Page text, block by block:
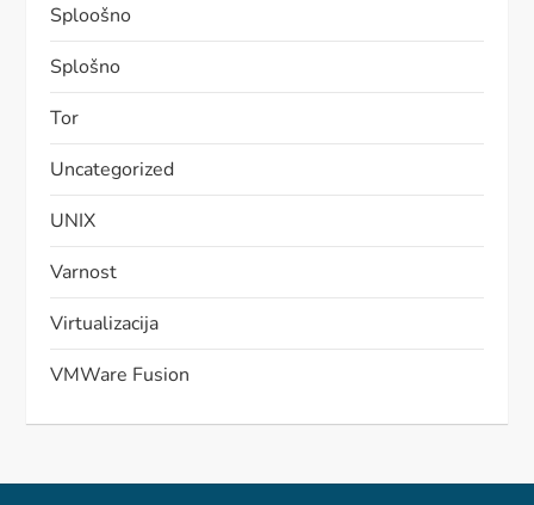
Sploošno
Splošno
Tor
Uncategorized
UNIX
Varnost
Virtualizacija
VMWare Fusion